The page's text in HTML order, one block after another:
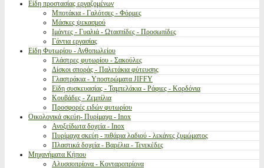
Είδη προστασίας εργαζομένων
Μποτάκια - Γαλότσες - Φόρμες
Μάσκες ψεκασμού
Ιμάντες - Γυαλιά - Ωτασπίδες - Προσωπίδες
Γάντια εργασίας
Είδη Φυτωρίου - Ανθοπωλείου
Γλάστρες φυτωρίου - Σακούλες
Δίσκοι σποράς - Παλετάκια φύτευσης
Γλαστράκια - Υποστρώματα JIFFY
Είδη συσκευασίας - Ταμπελάκια - Ράφιες - Κορδόνια
Κουβάδες - Ζεμπίλια
Προσφορές ειδών φυτωρίου
Οικολογικά σκεύη- Πυρίμαχα - Inox
Ανοξείδωτα δοχεία - Inox
Πυρίμαχα σκεύη - πιθάρια λαδιού - λεκάνες ζυμώματος
Πλαστικά δοχεία - Βαρέλια - Τενεκέδες
Μηχανήματα Κήπου
Αλυσσοπρίονα - Κονταροπρίονα